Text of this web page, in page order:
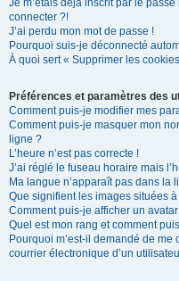
Je m’étais déjà inscrit par le
connecter ?!
J’ai perdu mon mot de passe !
Pourquoi suis-je déconnecté
À quoi sert « Supprimer les
Préférences et paramètres des
Comment puis-je modifier mes
Comment puis-je masquer mon
ligne ?
L’heure n’est pas correcte !
J’ai réglé le fuseau horaire mais
Ma langue n’apparaît pas dans la
Que signifient les images situées
Comment puis-je afficher un
Quel est mon rang et comment
Pourquoi m’est-il demandé de
courrier électronique d’un